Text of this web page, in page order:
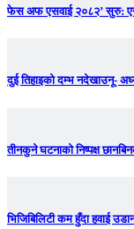
फेस अफ एसवाई २०८२’ सुरु:
दुई तिहाइको दम्भ नदेखाउनू-
तीनकुने घटनाकाे निष्पक्ष
भिजिबिलिटी कम हुँदा हवाई